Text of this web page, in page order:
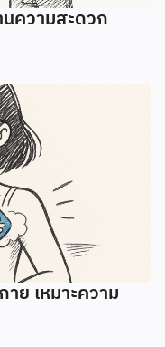
ความสะดวก
ย เหมาะความ